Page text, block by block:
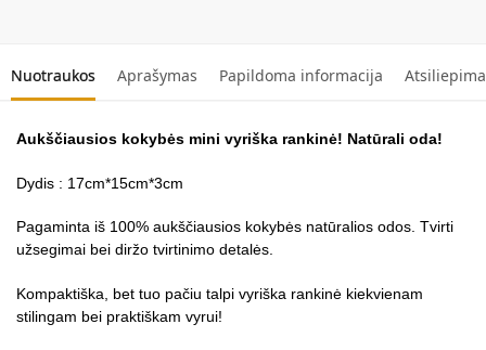
Nuotraukos Aprašymas Papildoma informacija
Aukščiausios kokybės mini vyriška rankinė! Natūrali oda!
Dydis : 17cm*15cm*3cm
Pagaminta iš 100% aukščiausios kokybės natūralios odos. Tvirti
užsegimai bei diržo tvirtinimo detalės.
Kompaktiška, bet tuo pačiu talpi vyriška rankinė kiekvienam
stilingam bei praktiškam vyrui!